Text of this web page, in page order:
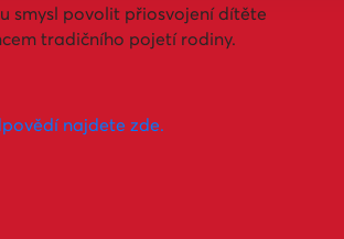
smysl povolit přiosvojení dítěte
tradičního pojetí rodiny.
najdete zde.